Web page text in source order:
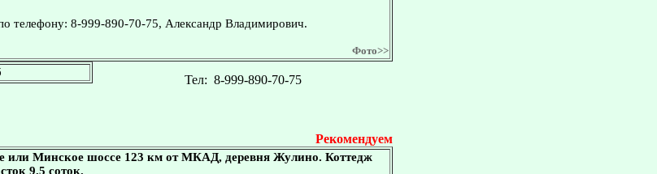
телефону: 8-999-890-70-75, Александр Владимирович.
Фото>>
Тел: 8-999-890-70-75
Рекомендуем
или Минское шоссе 123 км от МКАД, деревня Жулино. Коттедж
9.5 соток.